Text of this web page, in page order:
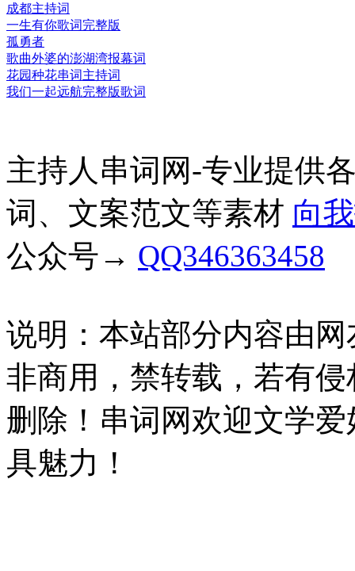
成都主持词
一生有你歌词完整版
孤勇者
歌曲外婆的澎湖湾报幕词
花园种花串词主持词
我们一起远航完整版歌词
主持人串词网-专业提供
词、文案范文等素材 向
公众号→ QQ346363458
说明：本站部分内容由
非商用，禁转载，若有
删除！串词网欢迎文学
具魅力！